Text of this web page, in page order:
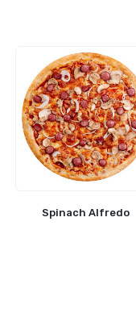
Spinach Alfredo